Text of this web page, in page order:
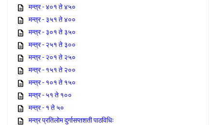
मन्त्र - ४०१ ते ४५०
मन्त्र - ३५१ ते ४००
मन्त्र - ३०१ ते ३५०
मन्त्र - २५१ ते ३००
मन्त्र - २०१ ते २५०
मन्त्र - १५१ ते २००
मन्त्र - १०१ ते १५०
मन्त्र - ५१ ते १००
मन्त्र - १ ते ५०
मन्त्र प्रतिलोम दुर्गासप्तशती पाठविधिः